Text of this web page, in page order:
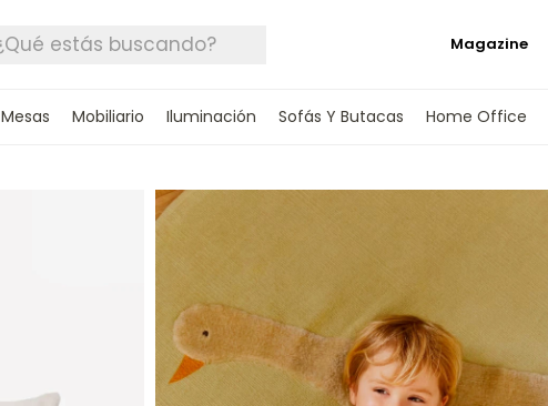
Mesas Mobiliario Iluminación Sofás Y Butacas Home Office
Magazine
Correo electrónico